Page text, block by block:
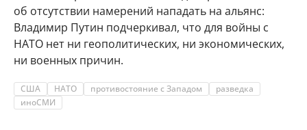
об отсутствии намерений нападать на альянс:
Владимир Путин подчеркивал, что для войны с
НАТО нет ни геополитических, ни экономических,
ни военных причин.
США НАТО противостояние с Западом
разведка
иноСМИ